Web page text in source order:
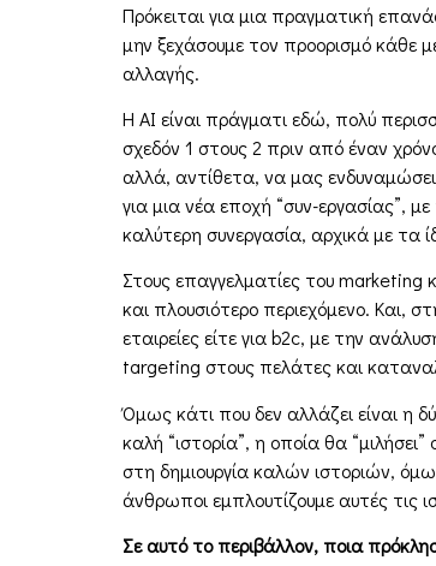
Πρόκειται για µια πραγµατική
µην ξεχάσουµε τον προορισµό κάθε
αλλαγής.
Η AI είναι πράγµατι εδώ, πολύ
σχεδόν 1 στους 2 πριν από έναν
αλλά, αντίθετα, να µας
για µια νέα εποχή “συν-εργασίας”,
καλύτερη συνεργασία, αρχικά µε τα
Στους επαγγελµατίες του marketing
και πλουσιότερο περιεχόµενο. Και,
εταιρείες είτε για b2c, µε την
targeting στους πελάτες και
Όµως κάτι που δεν αλλάζει είναι η
καλή “ιστορία”, η οποία θα
στη δηµιουργία καλών ιστοριών,
άνθρωποι εµπλουτίζουµε αυτές τις
Σε αυτό το περιβάλλον, ποια